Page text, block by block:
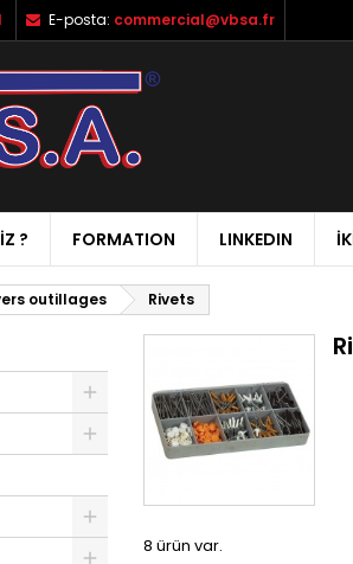
E-posta: commercial@vbsa.fr
? FORMATION LINKEDIN
outillages Rivets
8 ürün var.